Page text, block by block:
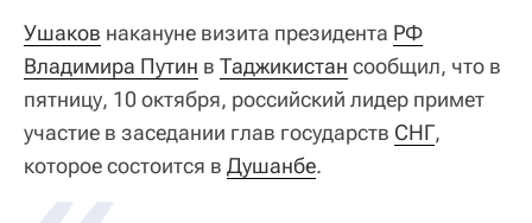
Ушаков накануне визита президента РФ
Владимира Путин в Таджикистан сообщил, что в
пятницу, 10 октября, российский лидер примет
участие в заседании глав государств СНГ,
которое состоится в Душанбе.